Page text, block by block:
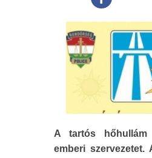
A tartós hőhullám
emberi szervezetet.